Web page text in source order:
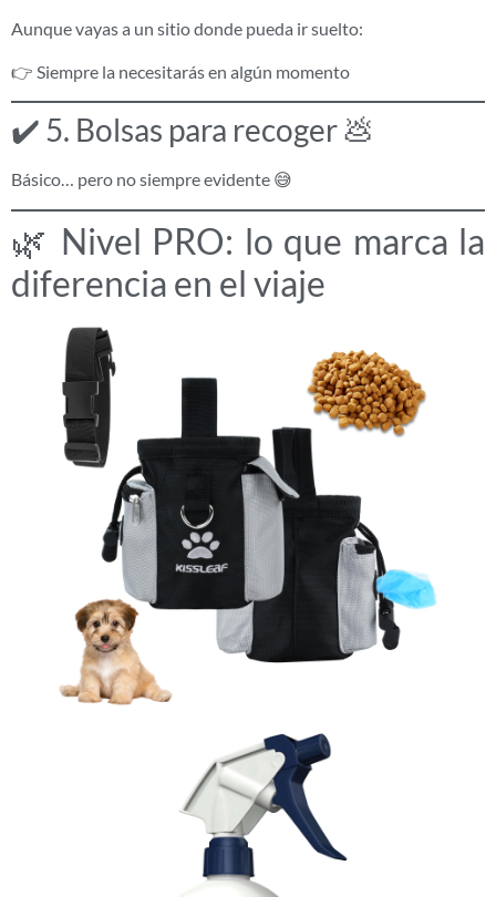
Aunque vayas a un sitio donde pueda ir suelto:
👉 Siempre la necesitarás en algún momento
✔️ 5. Bolsas para recoger 💩
Básico… pero no siempre evidente 😅
🌿 Nivel PRO: lo que marca la
diferencia en el viaje